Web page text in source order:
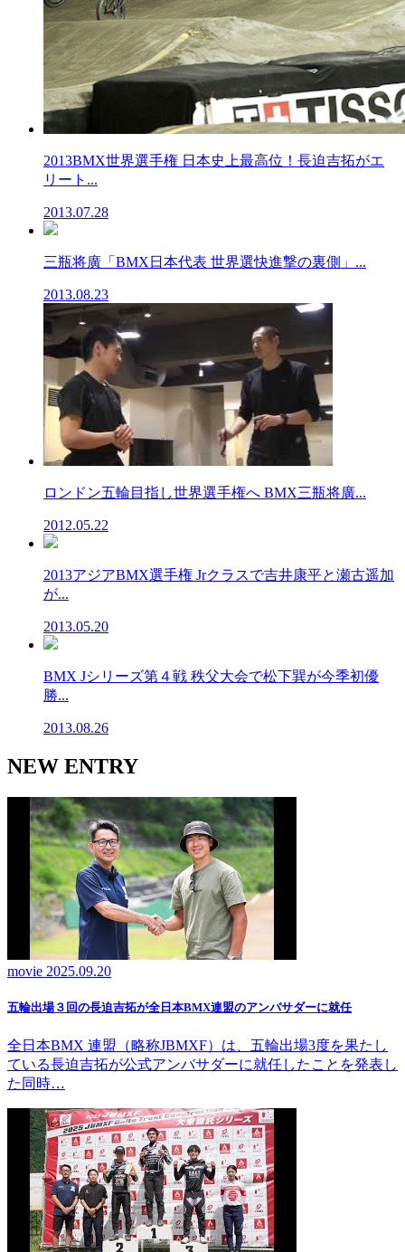
2013BMX世界選手権 日本史上最高位！長迫吉拓がエ
リート...
2013.07.28
三瓶将廣「BMX日本代表 世界選快進撃の裏側」...
2013.08.23
ロンドン五輪目指し世界選手権へ BMX三瓶将廣...
2012.05.22
2013アジアBMX選手権 Jrクラスで吉井康平と瀬古遥加
が...
2013.05.20
BMX Jシリーズ第４戦 秩父大会で松下巽が今季初優
勝...
2013.08.26
NEW ENTRY
movie 2025.09.20
五輪出場３回の長迫吉拓が全日本BMX連盟のアンバサダーに就任
全日本BMX 連盟（略称JBMXF）は、五輪出場3度を果たし
ている長迫吉拓が公式アンバサダーに就任したことを発表し
た同時…